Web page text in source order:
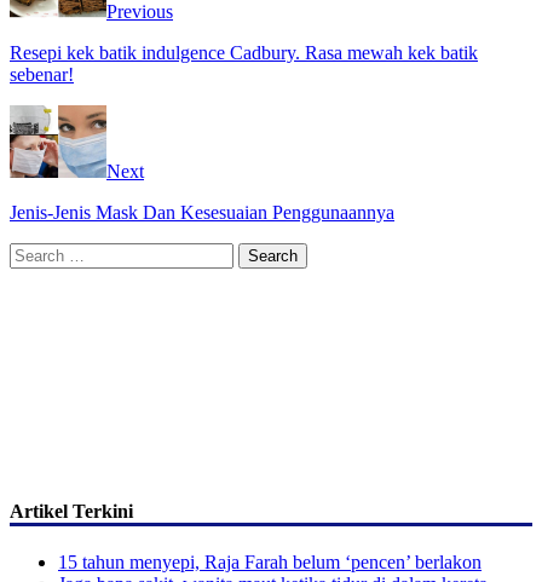
Previous
Resepi kek batik indulgence Cadbury. Rasa mewah kek batik
sebenar!
Next
Jenis-Jenis Mask Dan Kesesuaian Penggunaannya
Search
for:
Artikel Terkini
15 tahun menyepi, Raja Farah belum ‘pencen’ berlakon